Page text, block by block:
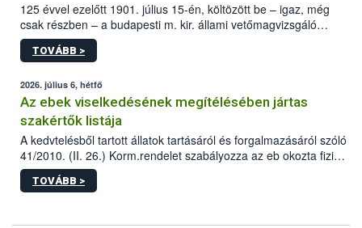
125 évvel ezelőtt 1901. július 15-én, költözött be – igaz, még
csak részben – a budapesti m. kir. állami vetőmagvizsgáló
állomás a Kis Rókus utca 15. szám alatti, Czigler Győző által
tervezett új épületébe.
TOVÁBB >
2026. július 6, hétfő
Az ebek viselkedésének megítélésében jártas
szakértők listája
A kedvtelésből tartott állatok tartásáról és forgalmazásáról szóló
41/2010. (II. 26.) Korm.rendelet szabályozza az eb okozta fizikai
sérülés, illetve ennek veszélye keletkezésekor felmerülő
hatósági feladatokat, valamint a veszélyes eb tartását és annak
TOVÁBB >